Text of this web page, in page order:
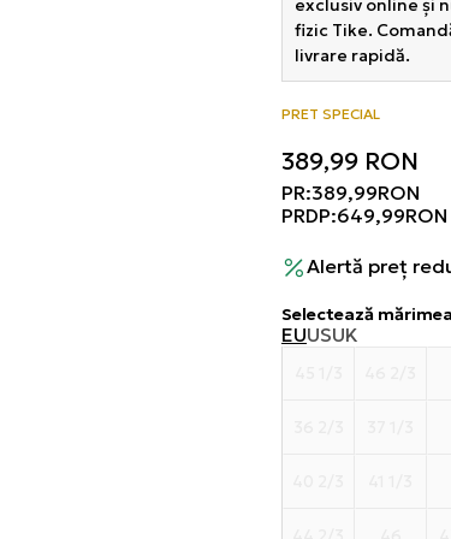
exclusiv online și
fizic Tike.
livrare rapidă.
PRET SPECIAL
389,99 RON
PR:389,99RON
PRDP:649,99RON
Alertă preț
Selectează mărimea
EUUSUK